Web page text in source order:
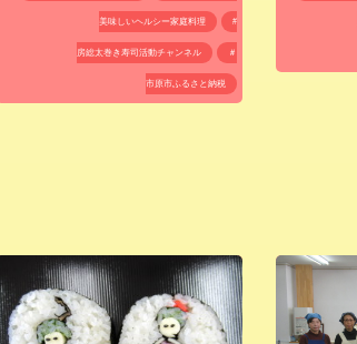
美味しいヘルシー家庭料理 #
房総太巻き寿司活動チャンネル ＃
市原市ふるさと納税